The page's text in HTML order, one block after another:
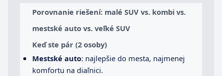
Porovnanie riešení: malé SUV vs. kombi vs.
mestské auto vs. veľké SUV
Keď ste pár (2 osoby)
Mestské auto: najlepšie do mesta, najmenej
komfortu na diaľnici.